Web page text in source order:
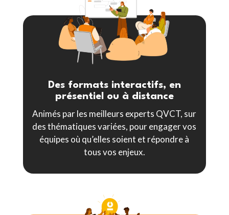
Des formats interactifs, en
présentiel ou à distance
Animés par les meilleurs experts QVCT, sur
des thématiques variées, pour engager vos
équipes où qu’elles soient et répondre à
tous vos enjeux.